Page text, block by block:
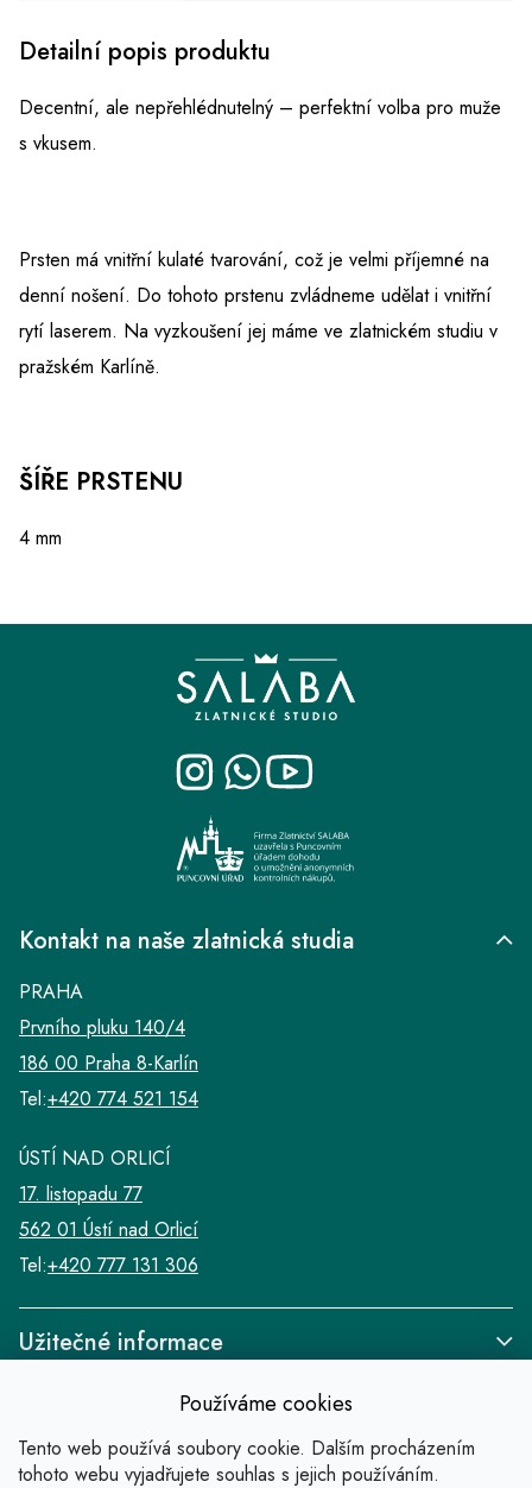
Používáme cookies
Tento web používá soubory cookie. Dalším procházením
tohoto webu vyjadřujete souhlas s jejich používáním.
Detailní popis produktu
Decentní, ale nepřehlédnutelný – perfektní volba pro muže
s vkusem.
Prsten má vnitřní kulaté tvarování, což je velmi příjemné na
denní nošení. Do tohoto prstenu zvládneme udělat i vnitřní
rytí laserem. Na vyzkoušení jej máme ve zlatnickém studiu v
pražském Karlíně.
ŠÍŘE PRSTENU
4 mm
Užitečné informace
Kontakt na naše zlatnická studia
PRAHA
Prvního pluku 140/4
186 00 Praha 8-Karlín
Tel:+420 774 521 154
ÚSTÍ NAD ORLICÍ
17. listopadu 77
562 01 Ústí nad Orlicí
Tel:+420 777 131 306